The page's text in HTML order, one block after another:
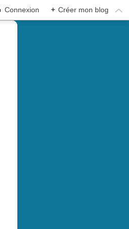
Connexion + Créer mon blog